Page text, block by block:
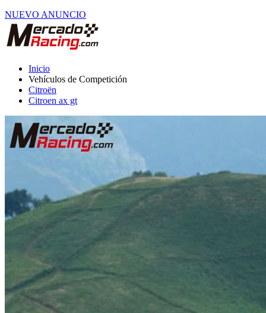
NUEVO ANUNCIO
Inicio
Vehículos de Competición
Citroën
Citroen ax gt